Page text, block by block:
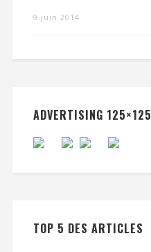
9 juin 2014
ADVERTISING 125×125
TOP 5 DES ARTICLES